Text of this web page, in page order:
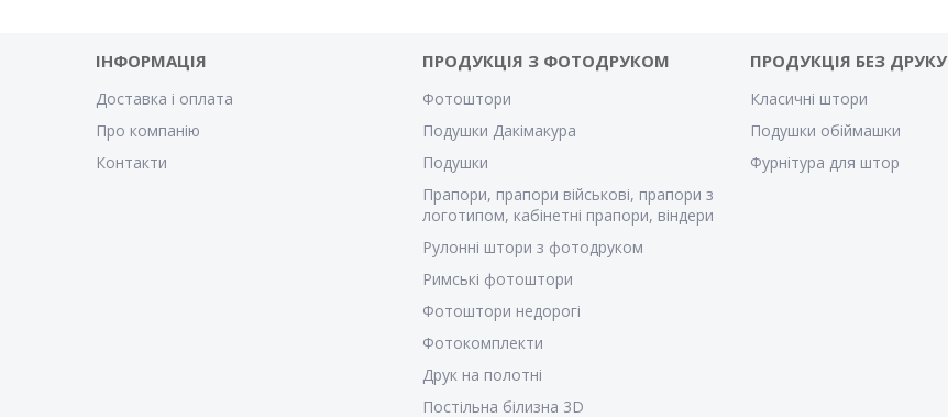
ІНФОРМАЦІЯ
Доставка і оплата
Про компанію
Контакти
ПРОДУКЦІЯ З ФОТОДРУКОМ
Фотоштори
Подушки Дакімакура
Подушки
Прапори, прапори військові, прапори з
логотипом, кабінетні прапори, віндери
Рулонні штори з фотодруком
Римські фотоштори
Фотоштори недорогі
Фотокомплекти
Друк на полотні
Постільна білизна 3D
ПРОДУКЦІЯ БЕЗ ДРУКУ
Класичні штори
Подушки обіймашки
Фурнітура для штор